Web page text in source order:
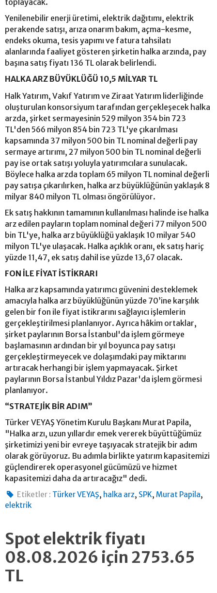
toplayacak.
Yenilenebilir enerji üretimi, elektrik dağıtımı, elektrik
perakende satışı, arıza onarım bakım, açma-kesme,
endeks okuma, tesis yapımı ve fatura tahsilatı
alanlarında faaliyet gösteren şirketin halka arzında, pay
başına satış fiyatı 136 TL olarak belirlendi.
HALKA ARZ BÜYÜKLÜĞÜ 10,5 MİLYAR TL
Halk Yatırım, Vakıf Yatırım ve Ziraat Yatırım liderliğinde
oluşturulan konsorsiyum tarafından gerçekleşecek halka
arzda, şirket sermayesinin 529 milyon 354 bin 723
TL'den 566 milyon 854 bin 723 TL'ye çıkarılması
kapsamında 37 milyon 500 bin TL nominal değerli pay
sermaye artırımı, 27 milyon 500 bin TL nominal değerli
pay ise ortak satışı yoluyla yatırımcılara sunulacak.
Böylece halka arzda toplam 65 milyon TL nominal değerli
pay satışa çıkarılırken, halka arz büyüklüğünün yaklaşık 8
milyar 840 milyon TL olması öngörülüyor.
Ek satış hakkının tamamının kullanılması halinde ise halka
arz edilen payların toplam nominal değeri 77 milyon 500
bin TL'ye, halka arz büyüklüğü yaklaşık 10 milyar 540
milyon TL'ye ulaşacak. Halka açıklık oranı, ek satış hariç
yüzde 11,47, ek satış dahil ise yüzde 13,67 olacak.
FON İLE FİYAT İSTİKRARI
Halka arz kapsamında yatırımcı güvenini desteklemek
amacıyla halka arz büyüklüğünün yüzde 70’ine karşılık
gelen bir fon ile fiyat istikrarını sağlayıcı işlemlerin
gerçekleştirilmesi planlanıyor. Ayrıca hâkim ortaklar,
şirket paylarının Borsa İstanbul'da işlem görmeye
başlamasının ardından bir yıl boyunca pay satışı
gerçekleştirmeyecek ve dolaşımdaki pay miktarını
artıracak herhangi bir işlem yapmayacak. Şirket
paylarının Borsa İstanbul Yıldız Pazar'da işlem görmesi
planlanıyor.
“STRATEJİK BİR ADIM”
Türker VEYAŞ Yönetim Kurulu Başkanı Murat Papila,
"Halka arzı, uzun yıllardır emek vererek büyüttüğümüz
şirketimizi yeni bir evreye taşıyacak stratejik bir adım
olarak görüyoruz. Bu adımla birlikte yatırım kapasitemizi
güçlendirerek operasyonel gücümüzü ve hizmet
kapasitemizi daha da artıracağız" dedi.
Etiketler : Türker VEYAŞ, halka arz, SPK,Murat Papila,
elektrik
Spot elektrik fiyatı
08.08.2026 için 2753.65
TL